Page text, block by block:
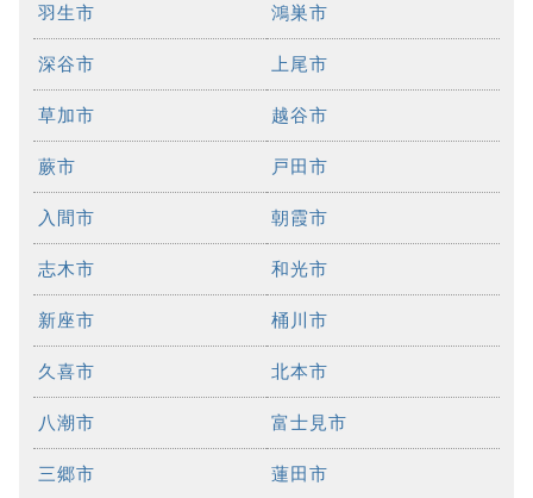
羽生市 鴻巣市
深谷市 上尾市
草加市 越谷市
蕨市 戸田市
入間市 朝霞市
志木市 和光市
新座市 桶川市
久喜市 北本市
八潮市 富士見市
三郷市 蓮田市